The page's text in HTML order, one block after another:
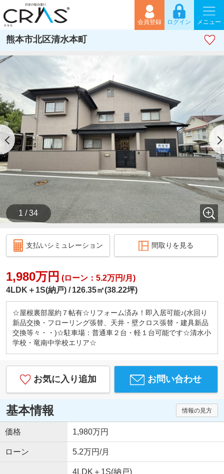
会員登録 ログイン メニュー
熊本市北区清水本町
1 / 34
支払いシミュレーション 間取りを見る
1,980万円 (ローン：5.2万円/月)
4LDK＋1S(納戸)
126.35㎡(38.22坪)
☆屋根裏部屋約７帖有☆リフォーム済み！即入居可能♪(水回り
新品交換・フローリング張替、天井・壁クロス張替・建具新品
交換等々・・)☆駐車場：普通車２台・軽１台可能です☆清水小
学校・竜南中学校エリア☆
お気に入り追加 お問い合わせ
基本情報 情報の見方
価格 1,980万円
ローン 5.2万円/月
4LDK＋1S(納戸)